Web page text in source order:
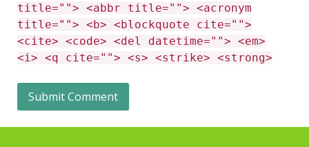
title=""> <abbr title=""> <acronym
title=""> <b> <blockquote cite="">
<cite> <code> <del datetime=""> <em>
<i> <q cite=""> <s> <strike> <strong>